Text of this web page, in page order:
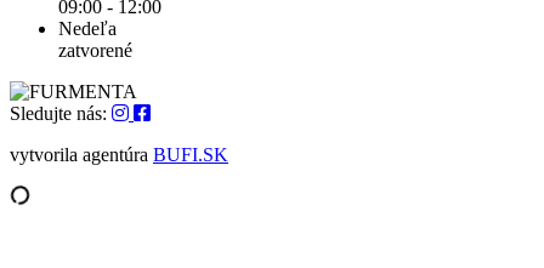
09:00 - 12:00
Nedeľa
zatvorené
Sledujte nás:
vytvorila agentúra BUFI.SK